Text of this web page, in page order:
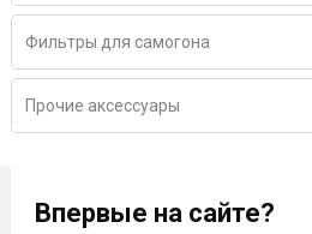
Фильтры для самогона
Прочие аксессуары
Впервые на сайте?